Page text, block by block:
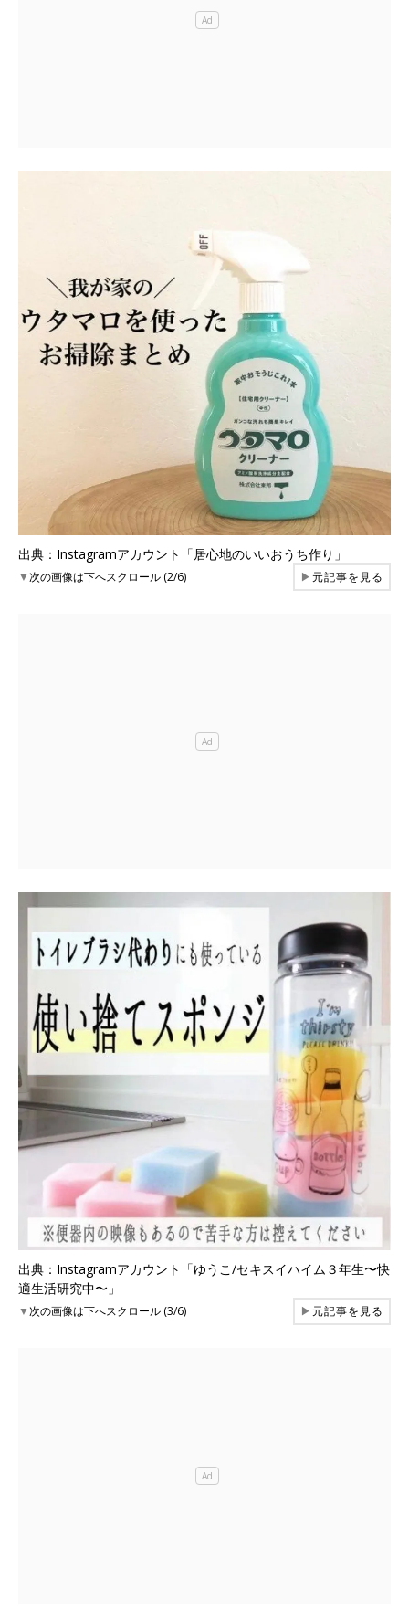
出典：Instagramアカウント「居心地のいいおうち作り」
▼次の画像は下へスクロール (2/6) ▶元記事を見る
出典：Instagramアカウント「ゆうこ/セキスイハイム３年生〜快
適生活研究中〜」
▼次の画像は下へスクロール (3/6) ▶元記事を見る